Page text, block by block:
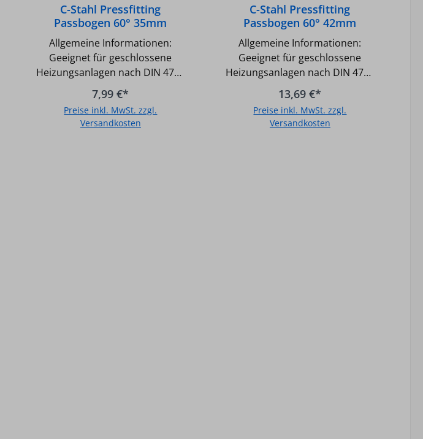
C-Stahl Pressfitting
Passbogen 60° 35mm
Allgemeine Informationen:
Geeignet für geschlossene
Heizungsanlagen nach DIN 4751
Geeignet für geschlossene
Wasserkreisläufe (Kühlanlagen
und Druckluftleitung /trocken)
Nicht für Trinkwasser geeignet
7,99 €*
Preise inkl. MwSt. zzgl.
Versandkosten
C-Stahl Pressfitting
Passbogen 60° 42mm
Allgemeine Informationen:
Geeignet für geschlossene
Heizungsanlagen nach DIN 4751
Geeignet für geschlossene
Wasserkreisläufe (Kühlanlagen
und Druckluftleitung /trocken)
Nicht für Trinkwasser geeignet
13,69 €*
Preise inkl. MwSt. zzgl.
Versandkosten